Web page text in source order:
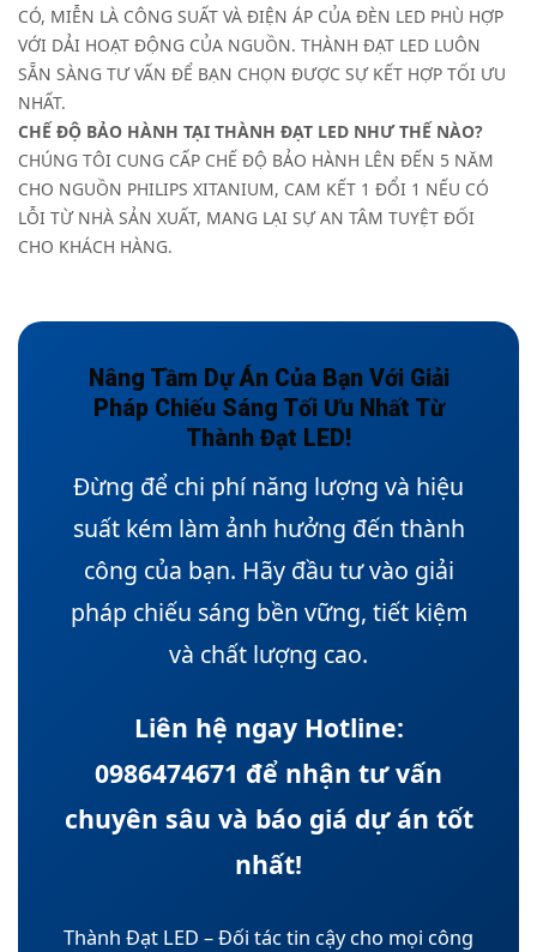
CÓ, MIỄN LÀ CÔNG SUẤT VÀ ĐIỆN ÁP CỦA ĐÈN LED PHÙ HỢP
VỚI DẢI HOẠT ĐỘNG CỦA NGUỒN. THÀNH ĐẠT LED LUÔN
SẴN SÀNG TƯ VẤN ĐỂ BẠN CHỌN ĐƯỢC SỰ KẾT HỢP TỐI ƯU
NHẤT.
CHẾ ĐỘ BẢO HÀNH TẠI THÀNH ĐẠT LED NHƯ THẾ NÀO?
CHÚNG TÔI CUNG CẤP CHẾ ĐỘ BẢO HÀNH LÊN ĐẾN 5 NĂM
CHO NGUỒN PHILIPS XITANIUM, CAM KẾT 1 ĐỔI 1 NẾU CÓ
LỖI TỪ NHÀ SẢN XUẤT, MANG LẠI SỰ AN TÂM TUYỆT ĐỐI
CHO KHÁCH HÀNG.
Nâng Tầm Dự Án Của Bạn Với Giải
Pháp Chiếu Sáng Tối Ưu Nhất Từ
Thành Đạt LED!
Đừng để chi phí năng lượng và hiệu
suất kém làm ảnh hưởng đến thành
công của bạn. Hãy đầu tư vào giải
pháp chiếu sáng bền vững, tiết kiệm
và chất lượng cao.
Liên hệ ngay Hotline:
0986474671 để nhận tư vấn
chuyên sâu và báo giá dự án tốt
nhất!
Thành Đạt LED – Đối tác tin cậy cho mọi công